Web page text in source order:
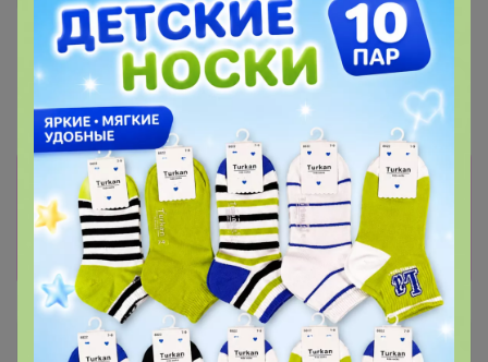
120р
Флакон "Драген" 50ml
Колорит 10 мл Белый
Информация о заказах доступна
лишь членам клуба
Показать
Tarantula